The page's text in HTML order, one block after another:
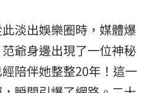
淡出娛樂圈時，媒體爆
爺身邊出現了一位神秘
陪伴她整整20年！這一